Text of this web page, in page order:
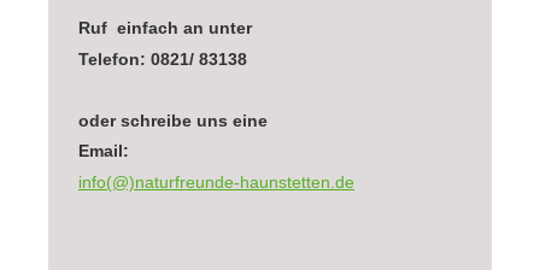
Ruf einfach an unter
Telefon: 0821/ 83138
oder schreibe uns eine
Email:
info(@)naturfreunde-haunstetten.de